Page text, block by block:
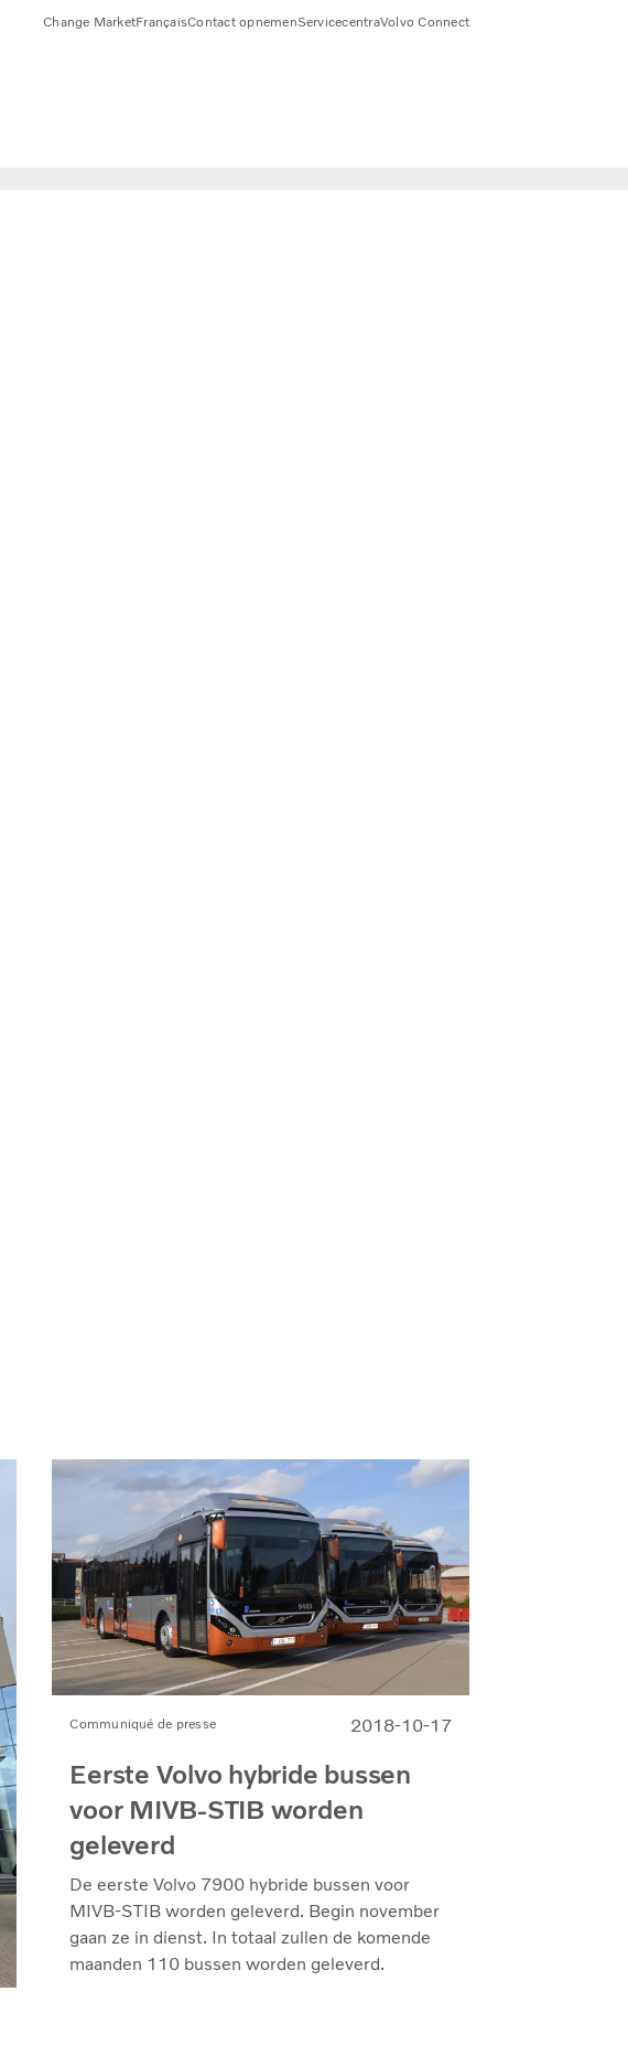
Change MarketFrançaisContact opnemenServicecentraVolvo Connect
Communiqué de presse 2018-10-17
Eerste Volvo hybride bussen
voor MIVB-STIB worden
geleverd
De eerste Volvo 7900 hybride bussen voor
MIVB-STIB worden geleverd. Begin november
gaan ze in dienst. In totaal zullen de komende
maanden 110 bussen worden geleverd.